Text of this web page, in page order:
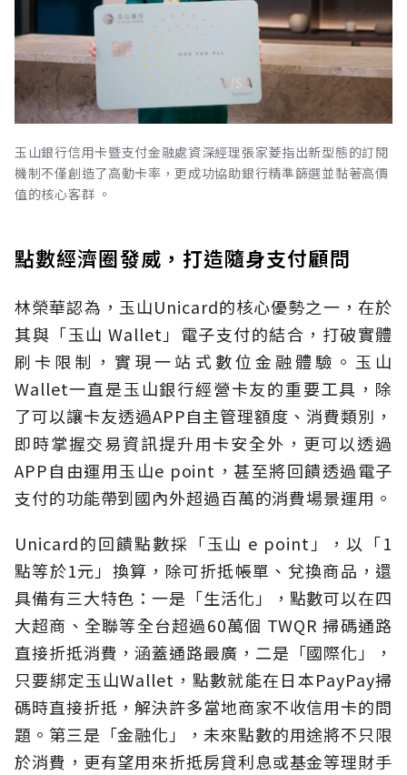
玉山銀行信用卡暨支付金融處資深經理張家菱指出新型態的訂閱
機制不僅創造了高動卡率，更成功協助銀行精準篩選並黏著高價
值的核心客群 。
點數經濟圈發威，打造隨身支付顧問
林榮華認為，玉山Unicard的核心優勢之一，在於
其與「玉山 Wallet」電子支付的結合，打破實體
刷卡限制，實現一站式數位金融體驗。玉山
Wallet一直是玉山銀行經營卡友的重要工具，除
了可以讓卡友透過APP自主管理額度、消費類別，
即時掌握交易資訊提升用卡安全外，更可以透過
APP自由運用玉山e point，甚至將回饋透過電子
支付的功能帶到國內外超過百萬的消費場景運用。
Unicard的回饋點數採「玉山 e point」，以「1
點等於1元」換算，除可折抵帳單、兌換商品，還
具備有三大特色：一是「生活化」，點數可以在四
大超商、全聯等全台超過60萬個 TWQR 掃碼通路
直接折抵消費，涵蓋通路最廣，二是「國際化」，
只要綁定玉山Wallet，點數就能在日本PayPay掃
碼時直接折抵，解決許多當地商家不收信用卡的問
題。第三是「金融化」，未來點數的用途將不只限
於消費，更有望用來折抵房貸利息或基金等理財手